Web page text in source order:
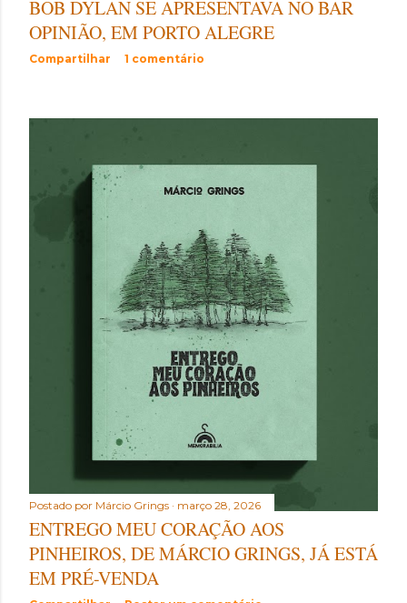
BOB DYLAN SE APRESENTAVA NO BAR
OPINIÃO, EM PORTO ALEGRE
Compartilhar 1 comentário
Postado por Márcio Grings março 28, 2026
ENTREGO MEU CORAÇÃO AOS
PINHEIROS, DE MÁRCIO GRINGS, JÁ ESTÁ
EM PRÉ-VENDA